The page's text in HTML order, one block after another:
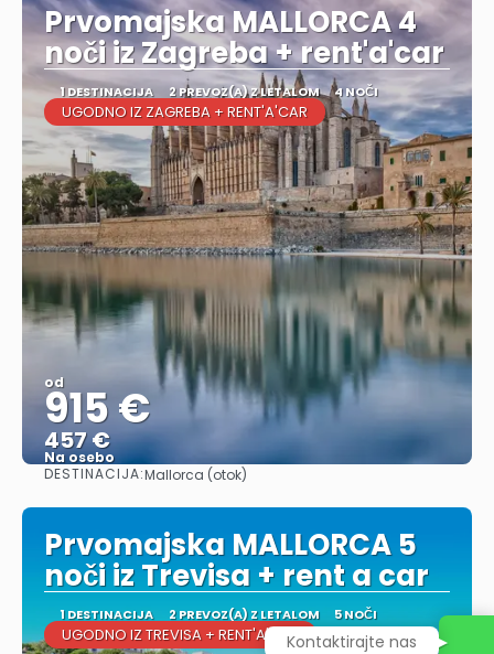
Prvomajska MALLORCA 4
noči iz Zagreba + rent'a'car
1 DESTINACIJA 2 PREVOZ(A) Z LETALOM 4 NOČI
UGODNO IZ ZAGREBA + RENT'A'CAR
od
915 €
457 €
Na osebo
Glej .
DESTINACIJA:Mallorca (otok)
Prvomajska MALLORCA 5
noči iz Trevisa + rent a car
1 DESTINACIJA 2 PREVOZ(A) Z LETALOM 5 NOČI
UGODNO IZ TREVISA + RENT'A'CARKontaktirajte nas